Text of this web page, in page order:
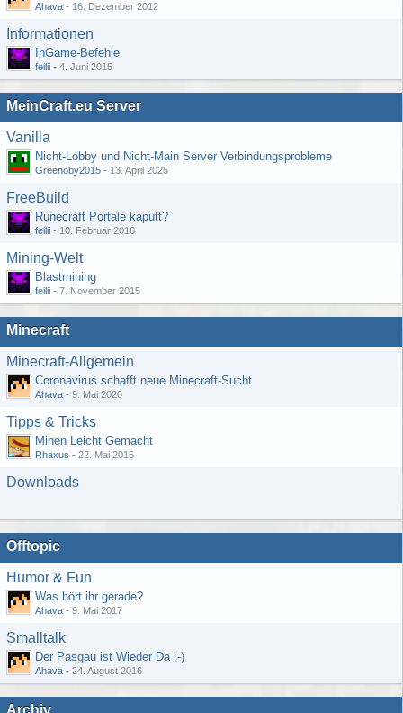
Ahava - 16. Dezember 2012
Informationen
InGame-Befehle
feilii - 4. Juni 2015
MeinCraft.eu Server
Vanilla
Nicht-Lobby und Nicht-Main Server Verbindungsprobleme
Greenoby2015 - 13. April 2025
FreeBuild
Runecraft Portale kaputt?
feilii - 10. Februar 2016
Mining-Welt
Blastmining
feilii - 7. November 2015
Minecraft
Minecraft-Allgemein
Coronavirus schafft neue Minecraft-Sucht
Ahava - 9. Mai 2020
Tipps & Tricks
Minen Leicht Gemacht
Rhaxus - 22. Mai 2015
Downloads
Offtopic
Humor & Fun
Was hört ihr gerade?
Ahava - 9. Mai 2017
Smalltalk
Der Pasgau ist Wieder Da ;-)
Ahava - 24. August 2016
Archiv